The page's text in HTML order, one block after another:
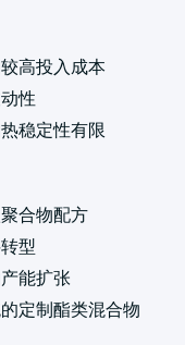
高投入成本
性
稳定性有限
合物配方
型
能扩张
定制酯类混合物